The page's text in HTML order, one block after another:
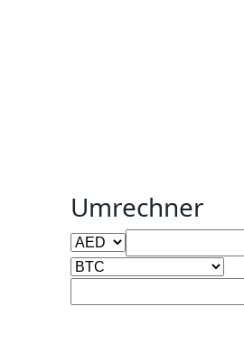
Umrechner